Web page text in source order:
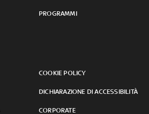
PROGRAMMI
COOKIE POLICY
DICHIARAZIONE DI ACCESSIBILITÀ
CORPORATE